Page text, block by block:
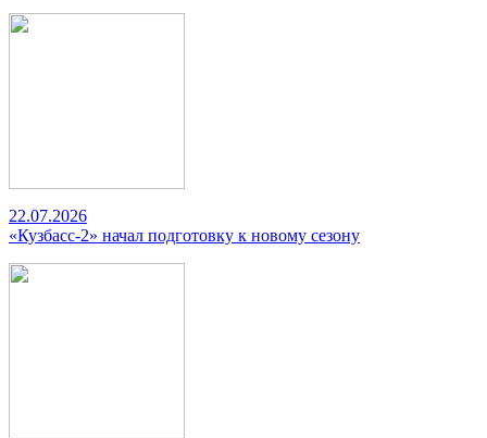
22.07.2026
«Кузбасс-2» начал подготовку к новому сезону